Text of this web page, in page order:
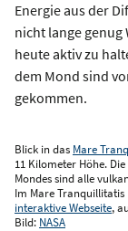
Energie aus der
nicht lange genug
heute aktiv zu
dem Mond sind
gekommen.
Blick in das Mare
11 Kilometer Höhe.
Mondes sind alle
Im Mare Tranquillitatis
interaktive Webseite,
Bild: NASA